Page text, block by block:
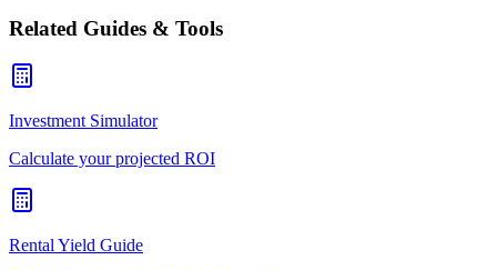
Related Guides & Tools
Investment Simulator
Calculate your projected ROI
Rental Yield Guide